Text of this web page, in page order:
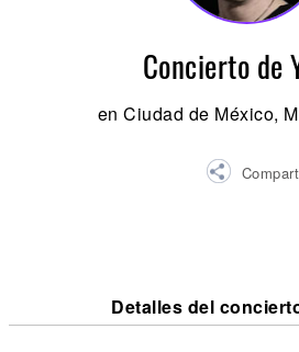
Concierto de
en Ciudad de México,
Detalles del